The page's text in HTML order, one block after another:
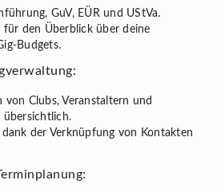
GuV, EÜR und UStVa.
für den Überblick über deine
Budgets.
Clubs, Veranstaltern und
übersichtlich.
der Verknüpfung von Kontakten